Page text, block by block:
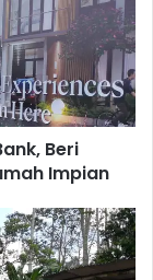
Beri
Impian